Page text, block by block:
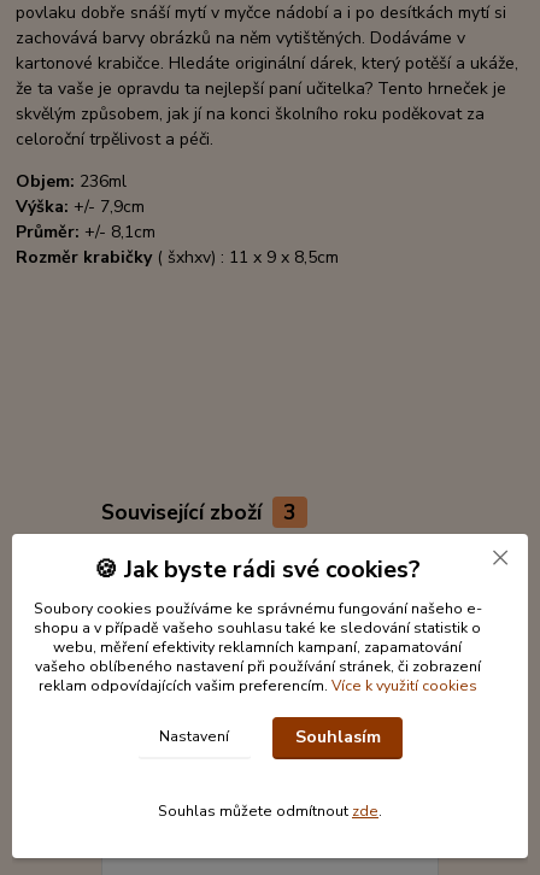
povlaku dobře snáší mytí v myčce nádobí a i po desítkách mytí si
zachovává barvy obrázků na něm vytištěných. Dodáváme v
kartonové krabičce. Hledáte originální dárek, který potěší a ukáže,
že ta vaše je opravdu ta nejlepší paní učitelka? Tento hrneček je
skvělým způsobem, jak jí na konci školního roku poděkovat za
celoroční trpělivost a péči.
Objem: 236ml
Výška: +/- 7,9cm
Průměr: +/- 8,1cm
Rozměr krabičky ( šxhxv) : 11 x 9 x 8,5cm
Související zboží 3
🍪 Jak byste rádi své cookies?
Soubory cookies používáme ke správnému fungování našeho e-
shopu a v případě vašeho souhlasu také ke sledování statistik o
webu, měření efektivity reklamních kampaní, zapamatování
vašeho oblíbeného nastavení při používání stránek, či zobrazení
reklam odpovídajících vašim preferencím. Více k využití cookies
Nastavení Souhlasím
Souhlas můžete odmítnout zde.